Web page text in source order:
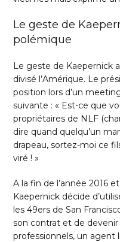
Le geste de
polémique
Le geste de Kaepernick
divisé l’Amérique. Le
position lors d’un
suivante : « Est-ce que
propriétaires de NLF
dire quand quelqu’un
drapeau, sortez-moi ce
viré ! »
A la fin de l’année 2016
Kaepernick décide
les 49ers de San
son contrat et de
professionnels, un agent